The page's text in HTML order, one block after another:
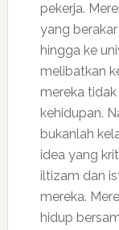
pekerja.
yang
hingga ke
melibatkan
mereka
kehidupan.
bukanlah
idea yang
iltizam dan
mereka.
hidup